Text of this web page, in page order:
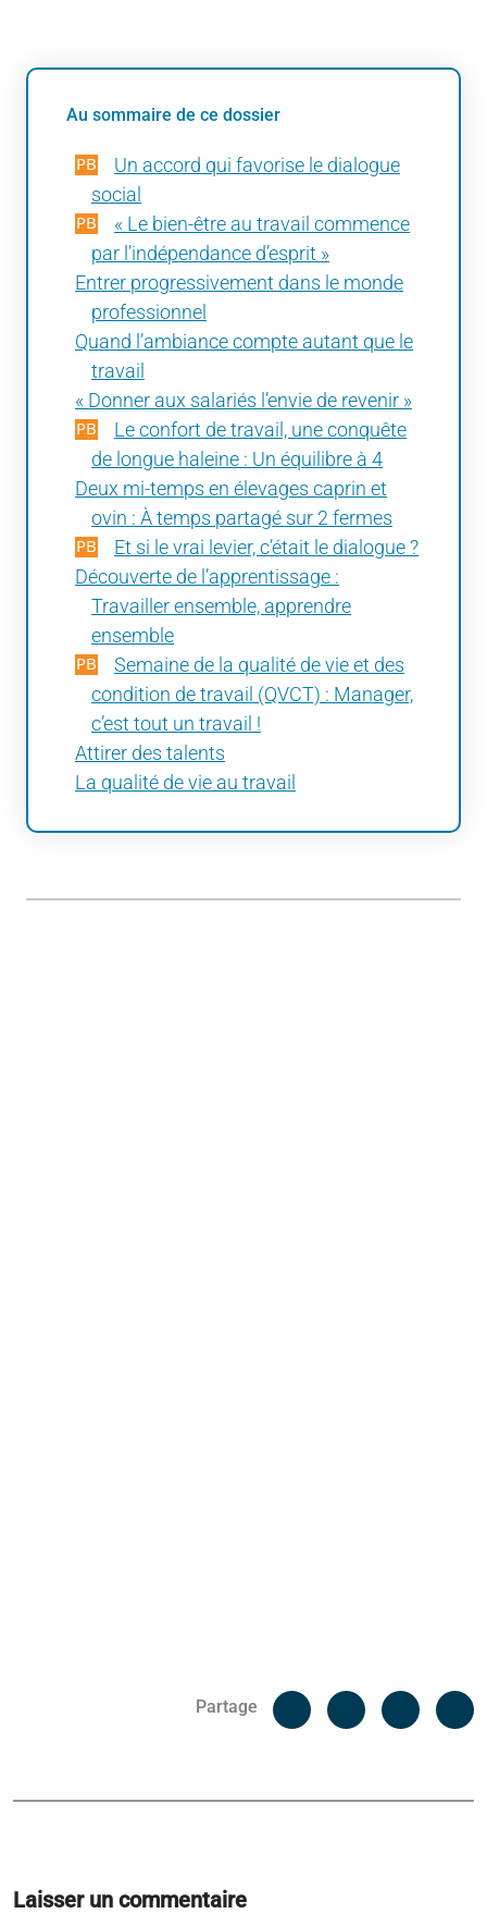
Au sommaire de ce dossier
Un accord qui favorise le dialogue
social
« Le bien-être au travail commence
par l’indépendance d’esprit »
Entrer progressivement dans le monde
professionnel
Quand l’ambiance compte autant que le
travail​​​​​​​
« Donner aux salariés l’envie de revenir »
Le confort de travail, une conquête
de longue haleine : Un équilibre à 4
Deux mi-temps en élevages caprin et
ovin : À temps partagé sur 2 fermes
Et si le vrai levier, c’était le dialogue ?
Découverte de l’apprentissage :
Travailler ensemble, apprendre
ensemble
Semaine de la qualité de vie et des
condition de travail (QVCT) : Manager,
c’est tout un travail !
Attirer des talents
La qualité de vie au travail
Partage
Facebook
Laisser un commentaire